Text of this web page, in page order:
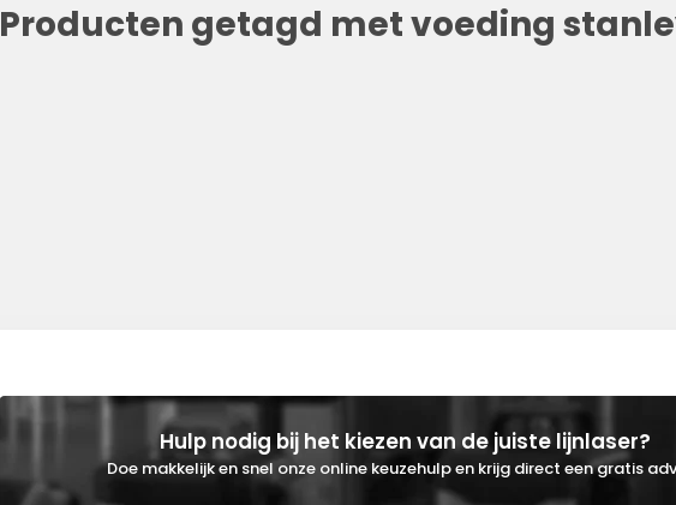
Producten getagd met voeding
Hulp nodig bij het kiezen van de juiste lijnlaser?
Doe makkelijk en snel onze online keuzehulp en krijg direct een gratis